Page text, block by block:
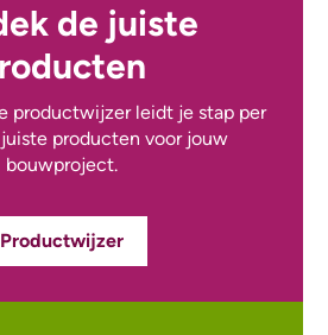
de juiste
productwijzer leidt je stap per
juiste producten voor jouw
bouwproject.
Productwijzer